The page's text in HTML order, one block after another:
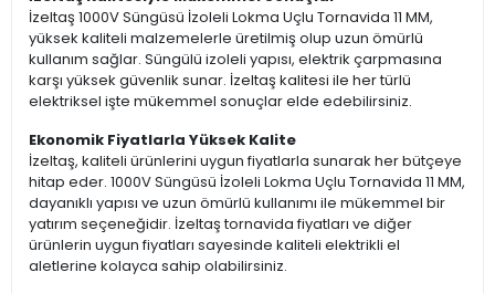
İzeltaş 1000V Süngüsü İzoleli Lokma Uçlu Tornavida 11 MM,
yüksek kaliteli malzemelerle üretilmiş olup uzun ömürlü
kullanım sağlar. Süngülü izoleli yapısı, elektrik çarpmasına
karşı yüksek güvenlik sunar. İzeltaş kalitesi ile her türlü
elektriksel işte mükemmel sonuçlar elde edebilirsiniz.
Ekonomik Fiyatlarla Yüksek Kalite
İzeltaş, kaliteli ürünlerini uygun fiyatlarla sunarak her bütçeye
hitap eder. 1000V Süngüsü İzoleli Lokma Uçlu Tornavida 11 MM,
dayanıklı yapısı ve uzun ömürlü kullanımı ile mükemmel bir
yatırım seçeneğidir. İzeltaş tornavida fiyatları ve diğer
ürünlerin uygun fiyatları sayesinde kaliteli elektrikli el
aletlerine kolayca sahip olabilirsiniz.